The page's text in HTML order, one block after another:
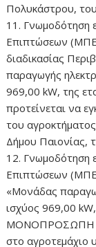
Πολυκάστρου,
11. Γνωμοδότηση
Επιπτώσεων
διαδικασίας
παραγωγής
969,00 kW, της
προτείνεται να
του
Δήμου Παιονίας,
12. Γνωμοδότηση
Επιπτώσεων
«Μονάδας
ισχύος 969,00
ΜΟΝΟΠΡΟΣΩΠΗ
στο αγροτεμάχιο